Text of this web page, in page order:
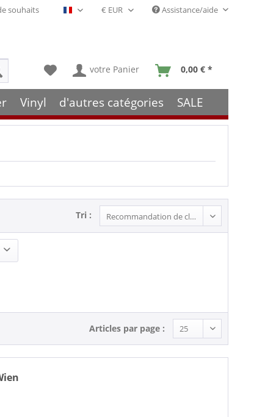
souhaits Français- FR Assistance/aide
votre Panier 0,00 € *
Vinyl d'autres catégories SALE
Tri :
Articles par page :